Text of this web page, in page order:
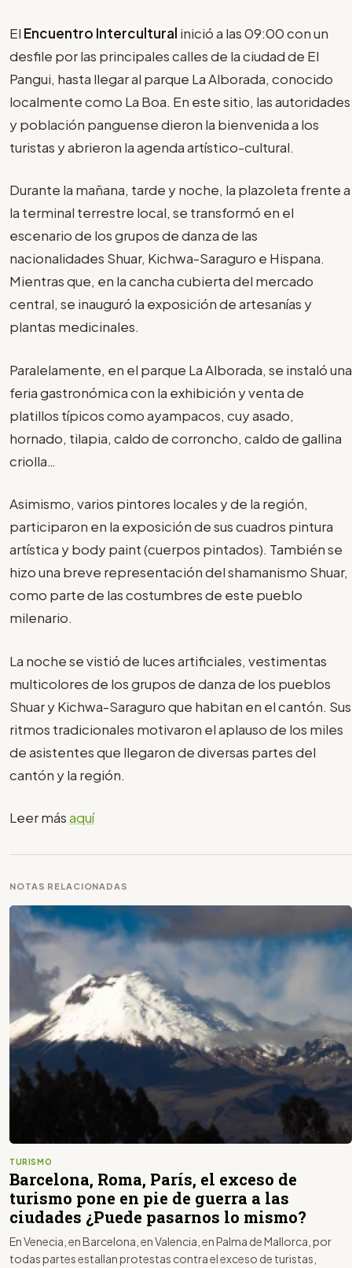
El Encuentro Intercultural inició a las 09:00 con un
desfile por las principales calles de la ciudad de El
Pangui, hasta llegar al parque La Alborada, conocido
localmente como La Boa. En este sitio, las autoridades
y población panguense dieron la bienvenida a los
turistas y abrieron la agenda artístico-cultural.
Durante la mañana, tarde y noche, la plazoleta frente a
la terminal terrestre local, se transformó en el
escenario de los grupos de danza de las
nacionalidades Shuar, Kichwa-Saraguro e Hispana.
Mientras que, en la cancha cubierta del mercado
central, se inauguró la exposición de artesanías y
plantas medicinales.
Paralelamente, en el parque La Alborada, se instaló una
feria gastronómica con la exhibición y venta de
platillos típicos como ayampacos, cuy asado,
hornado, tilapia, caldo de corroncho, caldo de gallina
criolla…
Asimismo, varios pintores locales y de la región,
participaron en la exposición de sus cuadros pintura
artística y body paint (cuerpos pintados). También se
hizo una breve representación del shamanismo Shuar,
como parte de las costumbres de este pueblo
milenario.
La noche se vistió de luces artificiales, vestimentas
multicolores de los grupos de danza de los pueblos
Shuar y Kichwa-Saraguro que habitan en el cantón. Sus
ritmos tradicionales motivaron el aplauso de los miles
de asistentes que llegaron de diversas partes del
cantón y la región.
Leer másaquí
NOTAS RELACIONADAS
TURISMO
Barcelona, Roma, París, el exceso de
turismo pone en pie de guerra a las
ciudades ¿Puede pasarnos lo mismo?
En Venecia, en Barcelona, en Valencia, en Palma de Mallorca, por
todas partes estallan protestas contra el exceso de turistas,